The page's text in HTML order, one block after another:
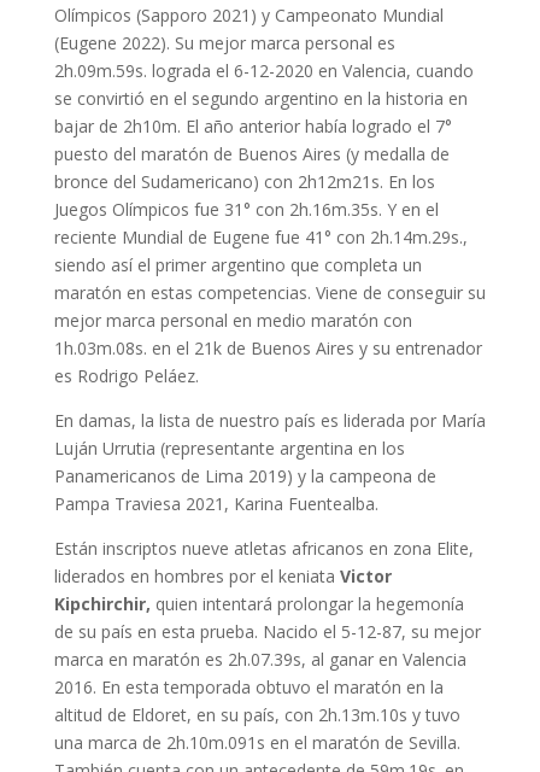
Olímpicos (Sapporo 2021) y Campeonato Mundial
(Eugene 2022). Su mejor marca personal es
2h.09m.59s. lograda el 6-12-2020 en Valencia, cuando
se convirtió en el segundo argentino en la historia en
bajar de 2h10m. El año anterior había logrado el 7°
puesto del maratón de Buenos Aires (y medalla de
bronce del Sudamericano) con 2h12m21s. En los
Juegos Olímpicos fue 31° con 2h.16m.35s. Y en el
reciente Mundial de Eugene fue 41° con 2h.14m.29s.,
siendo así el primer argentino que completa un
maratón en estas competencias. Viene de conseguir su
mejor marca personal en medio maratón con
1h.03m.08s. en el 21k de Buenos Aires y su entrenador
es Rodrigo Peláez.
En damas, la lista de nuestro país es liderada por María
Luján Urrutia (representante argentina en los
Panamericanos de Lima 2019) y la campeona de
Pampa Traviesa 2021, Karina Fuentealba.
Están inscriptos nueve atletas africanos en zona Elite,
liderados en hombres por el keniata Victor
Kipchirchir, quien intentará prolongar la hegemonía
de su país en esta prueba. Nacido el 5-12-87, su mejor
marca en maratón es 2h.07.39s, al ganar en Valencia
2016. En esta temporada obtuvo el maratón en la
altitud de Eldoret, en su país, con 2h.13m.10s y tuvo
una marca de 2h.10m.091s en el maratón de Sevilla.